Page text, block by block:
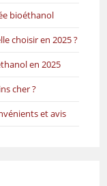
bioéthanol
choisir en 2025 ?
en 2025
cher ?
et avis